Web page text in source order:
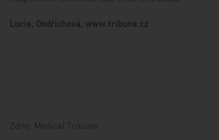
Lucie, Ondřichová, www.tribune.cz
Zdroj: Medical Tribune